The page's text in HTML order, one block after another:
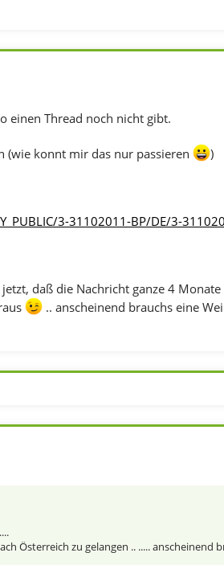
einen Thread noch nicht gibt.
(wie konnt mir das nur passieren )
3-31102011-BP/DE/3-
daß die Nachricht ganze 4
.. anscheinend brauchs eine
Österreich zu gelangen .. ..... anscheinend